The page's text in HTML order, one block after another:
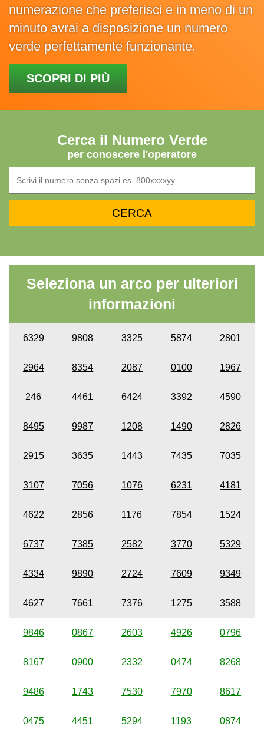
numerazione che preferisci e in meno di un
minuto avrai a disposizione un numero
verde perfettamente funzionante.
SCOPRI DI PIÙ
Cerca il Numero Verde
per conoscere l'operatore
Seleziona un arco per ulteriori
informazioni
6329 9808 3325 5874 2801
2964 8354 2087 0100 1967
246 4461 6424 3392 4590
8495 9987 1208 1490 2826
2915 3635 1443 7435 7035
3107 7056 1076 6231 4181
4622 2856 1176 7854 1524
6737 7385 2582 3770 5329
4334 9890 2724 7609 9349
4627 7661 7376 1275 3588
9846 0867 2603 4926 0796
8167 0900 2332 0474 8268
9486 1743 7530 7970 8617
0475 4451 5294 1193 0874